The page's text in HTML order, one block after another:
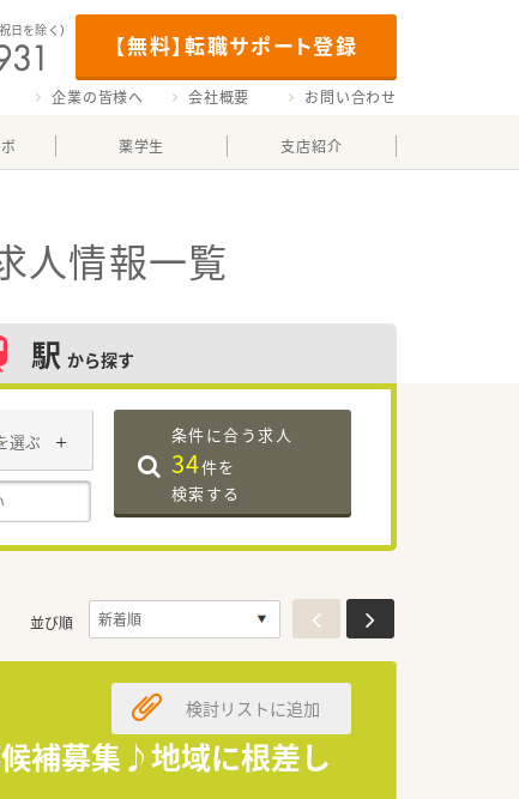
【無料】転職サポート登録
祝日を除く）
企業の皆様へ 会社概要 お問い合わせ
薬学生 支店紹介
人情報一覧
駅 から探す
選ぶ 条件に合う求人
34件を
検索する
並び順
補募集♪地域に根差し
検討リストに追加